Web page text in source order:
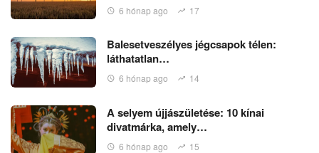
6 hónap ago 17
Balesetveszélyes jégcsapok télen:
láthatatlan…
6 hónap ago 14
A selyem újjászületése: 10 kínai
divatmárka, amely…
6 hónap ago 15